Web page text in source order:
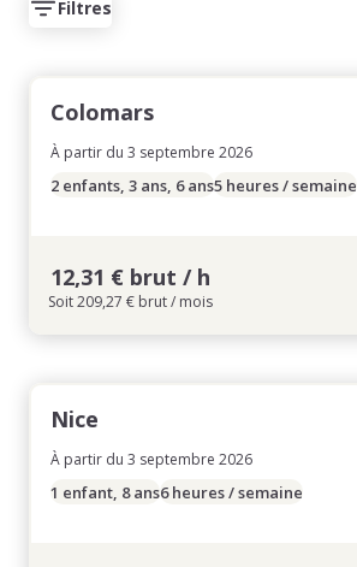
Filtres
Colomars
À partir du 3 septembre 2026
2 enfants, 3 ans, 6 ans5 heures / semaine
12,31 € brut / h
Soit 209,27 € brut / mois
Nice
À partir du 3 septembre 2026
1 enfant, 8 ans6 heures / semaine